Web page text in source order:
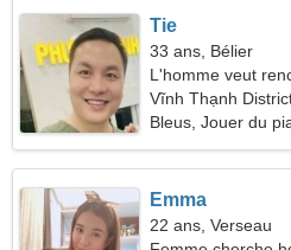
Tie
33 ans, Bélier
L'homme veut
Vĩnh Thạnh
Bleus, Jouer du
Emma
22 ans, Verseau